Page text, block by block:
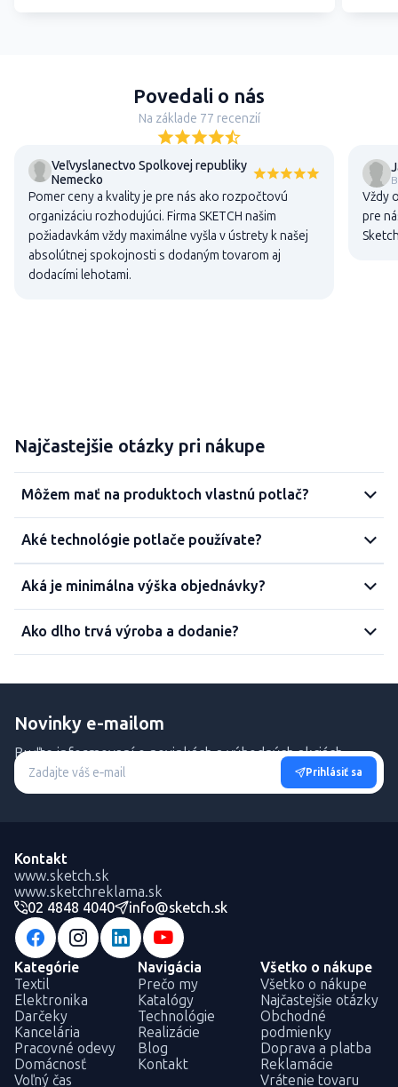
Povedali o nás
Na základe 77 recenzií
Veľvyslanectvo Spolkovej republiky
Nemecko
Pomer ceny a kvality je pre nás ako rozpočtovú
organizáciu rozhodujúci. Firma SKETCH našim
požiadavkám vždy maximálne vyšla v ústrety k našej
absolútnej spokojnosti s dodaným tovarom aj
dodacími lehotami.
Vždy
pre
Najčastejšie otázky pri nákupe
Môžem mať na produktoch vlastnú potlač?
Aké technológie potlače používate?
Aká je minimálna výška objednávky?
Ako dlho trvá výroba a dodanie?
Novinky e-mailom
Buďte informovaní o novinkách a výhodných akciách.
Prihlásiť sa
Kontakt
www.sketch.sk
www.sketchreklama.sk
02 4848 4040
info@sketch.sk
Kategórie
Textil
Elektronika
Darčeky
Kancelária
Pracovné odevy
Domácnosť
Voľný čas
Navigácia
Prečo my
Katalógy
Technológie
Realizácie
Blog
Kontakt
Všetko o nákupe
Všetko o nákupe
Najčastejšie otázky
Obchodné
podmienky
Doprava a platba
Reklamácie
Vrátenie tovaru